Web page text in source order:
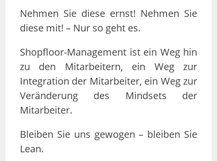
Nehmen Sie diese ernst! Nehmen Sie
diese mit! – Nur so geht es.
Shopfloor-Management ist ein Weg hin
zu den Mitarbeitern, ein Weg zur
Integration der Mitarbeiter, ein Weg zur
Veränderung des Mindsets der
Mitarbeiter.
Bleiben Sie uns gewogen – bleiben Sie
Lean.